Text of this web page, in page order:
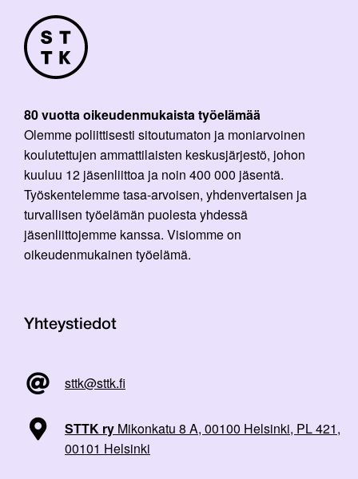
80 vuotta oikeudenmukaista työelämää
Olemme poliittisesti sitoutumaton ja moniarvoinen
koulutettujen ammattilaisten keskusjärjestö, johon
kuuluu 12 jäsenliittoa ja noin 400 000 jäsentä.
Työskentelemme tasa-arvoisen, yhdenvertaisen ja
turvallisen työelämän puolesta yhdessä
jäsenliittojemme kanssa. Visiomme on
oikeudenmukainen työelämä.
Yhteystiedot
sttk@sttk.fi
STTK ry Mikonkatu 8 A, 00100 Helsinki, PL 421,
00101 Helsinki